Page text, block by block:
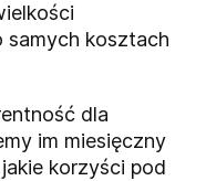
samych kosztach
dla
im miesięczny
korzyści pod